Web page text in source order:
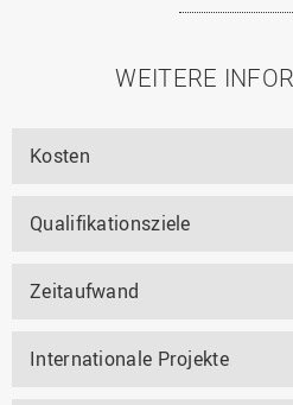
WEITERE
Kosten
Qualifikationsziele
Zeitaufwand
Internationale Projekte